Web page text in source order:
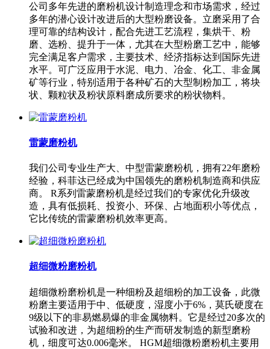
公司多年先进的磨粉机设计制造理念和市场需求，经过
多年的潜心设计改进后的大型粉磨设备。立磨采用了合
理可靠的结构设计，配合先进工艺流程，集烘干、粉
磨、选粉、提升于一体，尤其在大型粉磨工艺中，能够
完全满足客户需求，主要技术、经济指标达到国际先进
水平。可广泛应用于水泥、电力、冶金、化工、非金属
矿等行业，特别适用于各种矿石的大型制粉加工，将块
状、颗粒状及粉状原料磨成所要求的粉状物料。
雷蒙磨粉机
我们公司专业生产大、中型雷蒙磨粉机，拥有22年磨粉
经验，科菲达已经成为中国领先的磨粉机制造商和供应
商。 R系列雷蒙磨粉机是经过我们的专家优化升级改
造，具有低损耗、投资小、环保、占地面积小等优点，
它比传统的雷蒙磨粉机效率更高。
超细微粉磨粉机
超细微粉磨粉机是一种细粉及超细粉的加工设备，此微
粉磨主要适用于中、低硬度，湿度小于6%，莫氏硬度在
9级以下的非易燃易爆的非金属物料。它是经过20多次的
试验和改进，为超细粉的生产而研发制造的新型磨粉
机，细度可达0.006毫米。 HGM超细微粉磨粉机主要用